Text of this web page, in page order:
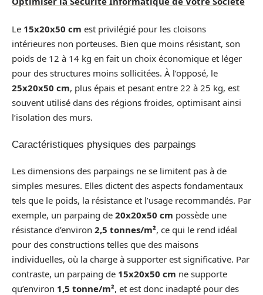
Le 15x20x50 cm est privilégié pour les cloisons
intérieures non porteuses. Bien que moins résistant, son
poids de 12 à 14 kg en fait un choix économique et léger
pour des structures moins sollicitées. À l’opposé, le
25x20x50 cm, plus épais et pesant entre 22 à 25 kg, est
souvent utilisé dans des régions froides, optimisant ainsi
l’isolation des murs.
Caractéristiques physiques des parpaings
Les dimensions des parpaings ne se limitent pas à de
simples mesures. Elles dictent des aspects fondamentaux
tels que le poids, la résistance et l’usage recommandés. Par
exemple, un parpaing de 20x20x50 cm possède une
résistance d’environ 2,5 tonnes/m², ce qui le rend idéal
pour des constructions telles que des maisons
individuelles, où la charge à supporter est significative. Par
contraste, un parpaing de 15x20x50 cm ne supporte
qu’environ 1,5 tonne/m², et est donc inadapté pour des